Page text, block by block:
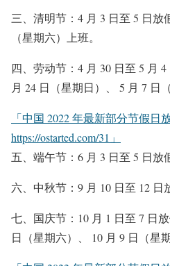
三、清明节：4 月 3 日至 5 日放
（星期六）上班。
四、劳动节：4 月 30 日至 5 月
月 24 日（星期日）、 5 月 7 日
「中国 2022 年最新部分节假日
https://ostarted.com/31」
五、端午节：6 月 3 日至 5 日放
六、中秋节：9 月 10 日至 12 日
七、国庆节：10 月 1 日至 7 日
日（星期六）、 10 月 9 日（星